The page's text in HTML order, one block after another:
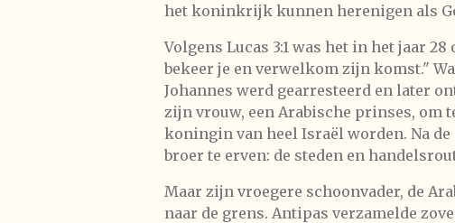
het koninkrijk kunnen herenigen als
Volgens Lucas 3:1 was het in het jaar
bekeer je en verwelkom zijn komst."
Johannes werd gearresteerd en later
zijn vrouw, een Arabische prinses, om
koningin van heel Israël worden. Na
broer te erven: de steden en
Maar zijn vroegere schoonvader, de
naar de grens. Antipas verzamelde